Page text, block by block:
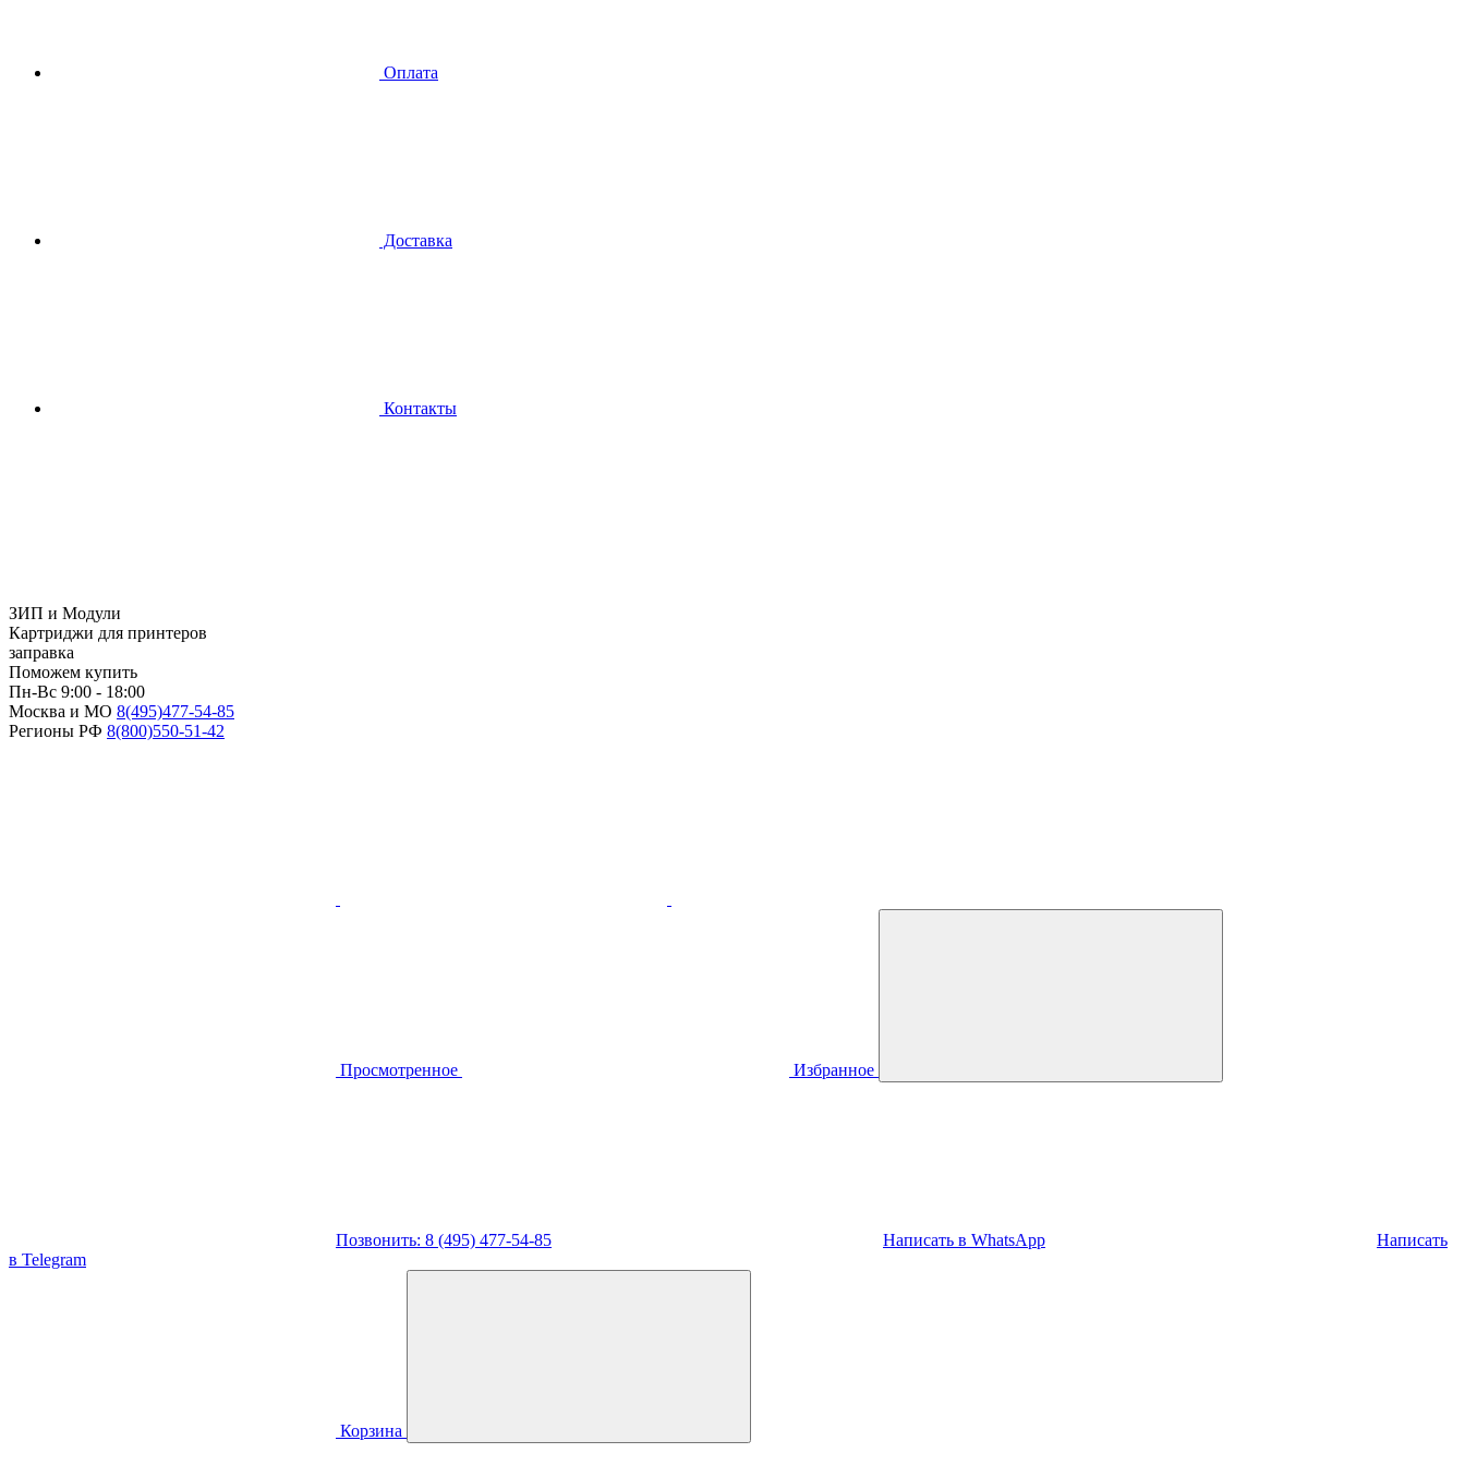
Оплата
Доставка
Контакты
ЗИП и Модули
Картриджи для принтеров
заправка
Поможем купить
Пн-Вс 9:00 - 18:00
Москва и МО 8(495)477-54-85
Регионы РФ 8(800)550-51-42
Просмотренное Избранное
Позвонить: 8 (495) 477-54-85 Написать в WhatsApp
Написать
в Telegram
Корзина